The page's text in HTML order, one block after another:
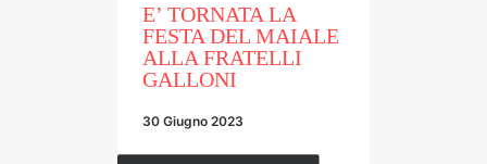
E’ TORNATA LA
FESTA DEL MAIALE
ALLA FRATELLI
GALLONI
30 Giugno 2023